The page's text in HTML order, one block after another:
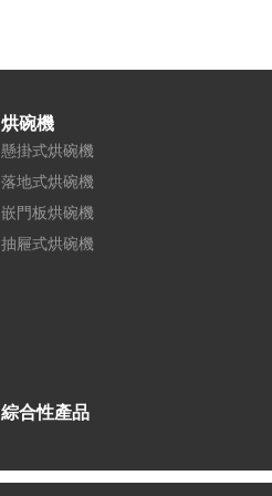
烘碗機
懸掛式烘碗機
落地式烘碗機
嵌門板烘碗機
抽屜式烘碗機
綜合性產品